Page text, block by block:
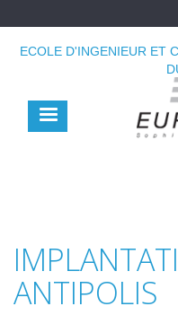
principal
ECOLE D'INGENIEUR ET
ANTIPOLIS